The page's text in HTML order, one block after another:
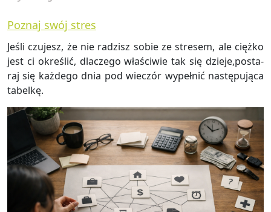
Poznaj swój stres
Jeśli czu­jesz, że nie ra­dzisz sobie ze stre­sem, ale cięż­ko
jest ci okre­ślić, dla­cze­go wła­ści­wie tak się dzie­je,po­sta­
raj się każ­de­go dnia pod wie­czór wy­peł­nić na­stę­pu­ją­ca
ta­bel­kę.